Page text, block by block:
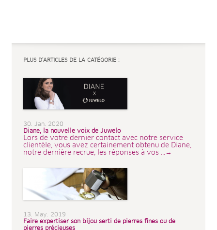
PLUS D’ARTICLES DE LA CATÉGORIE :
30. Jan. 2020
Diane, la nouvelle voix de Juwelo
Lors de votre dernier contact avec notre service
clientèle, vous avez certainement obtenu de Diane,
notre dernière recrue, les réponses à vos ...→
13. May. 2019
Faire expertiser son bijou serti de pierres fines ou de
pierres précieuses